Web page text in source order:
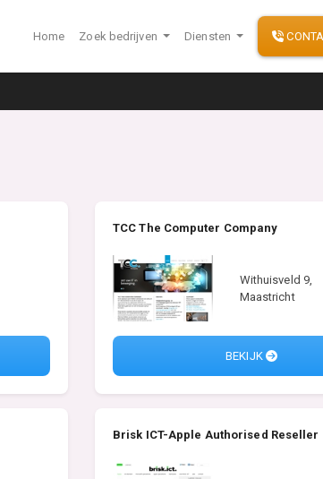
Home Zoek bedrijven Diensten
TCC The Computer Company
Withuisveld 9,
Maastricht
BEKIJK
Brisk ICT-Apple Authorised Reseller